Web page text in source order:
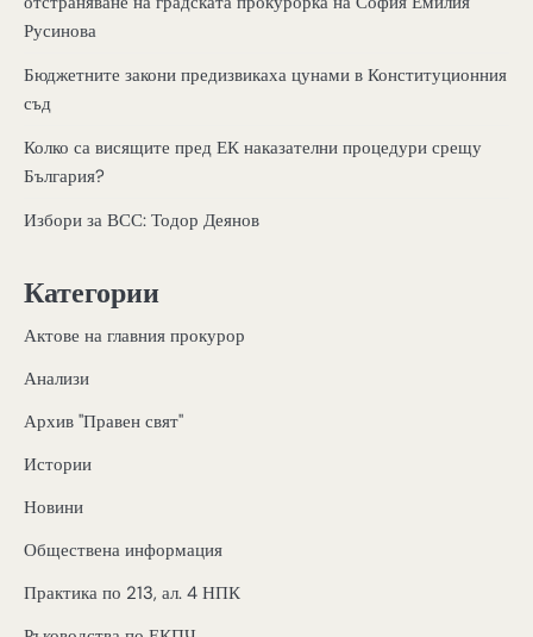
Русинова
Бюджетните закони предизвикаха цунами в Конституционния
съд
Колко са висящите пред ЕК наказателни процедури срещу
България?
Избори за ВСС: Тодор Деянов
Категории
Актове на главния прокурор
Анализи
Архив "Правен свят"
Истории
Новини
Обществена информация
Практика по 213, ал. 4 НПК